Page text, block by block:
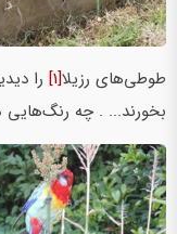
طوطی‌های رزیلا[1] را
بخورند... . چه رنگ‌هایی